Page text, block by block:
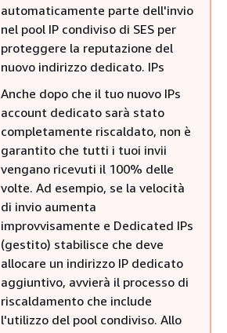
automaticamente parte dell'invio
nel pool IP condiviso di SES per
proteggere la reputazione del
nuovo indirizzo dedicato. IPs
Anche dopo che il tuo nuovo IPs
account dedicato sarà stato
completamente riscaldato, non è
garantito che tutti i tuoi invii
vengano ricevuti il 100% delle
volte. Ad esempio, se la velocità
di invio aumenta
improvvisamente e Dedicated IPs
(gestito) stabilisce che deve
allocare un indirizzo IP dedicato
aggiuntivo, avvierà il processo di
riscaldamento che include
l'utilizzo del pool condiviso. Allo